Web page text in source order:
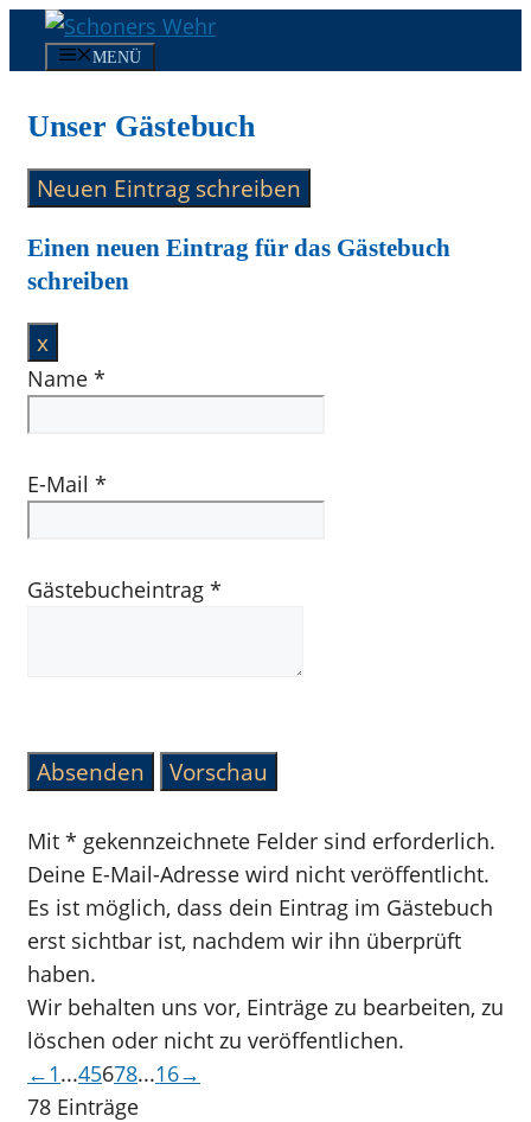
Zum
Inhalt
MENÜ
Unser Gästebuch
Einen neuen Eintrag für das Gästebuch
schreiben
xDieses
Formular
ausblenden
Name *
E-Mail *
Gästebucheintrag *
Mit * gekennzeichnete Felder sind erforderlich.
Deine E-Mail-Adresse wird nicht veröffentlicht.
Es ist möglich, dass dein Eintrag im Gästebuch
erst sichtbar ist, nachdem wir ihn überprüft
haben.
Wir behalten uns vor, Einträge zu bearbeiten, zu
löschen oder nicht zu veröffentlichen.
Navigation
der
← 1...45678...16→
78 Einträge